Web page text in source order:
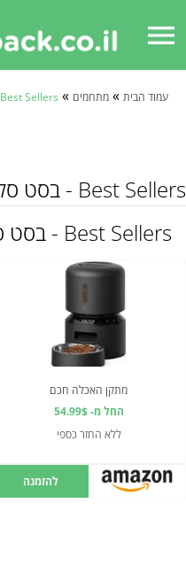
menu
עמוד הבית » מתחמים » Best Sellers - בסט סלרס
Best Sellers - בסט סלרס - הטבות חדשות
Best Sellers - בסט סלרס - הטבות חדשות
מתקן האכלה חכם
החל מ- 54.99$
ללא החזר כספי
להזמנה